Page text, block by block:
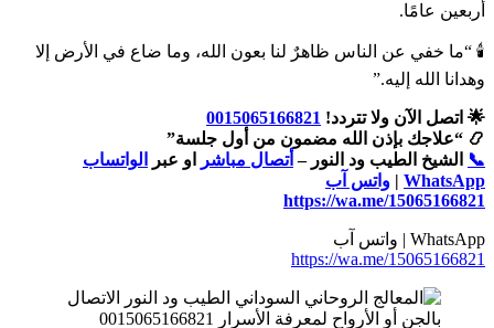
أربعين عامًا.
🕯️ “ما خفي عن الناس ظاهرٌ لنا بعون الله، وما ضاع في الأرض إلا
وهدانا الله إليه.”
🌟 اتصل الآن ولا تتردد! 0015065166821
📿 “علاجك بإذن الله مضمون من أول جلسة”
📞
الشيخ الطيب ود النور – أتصال مباشر او عبر
الواتساب
WhatsApp
| واتس آب
https://wa.me/15065166821
WhatsApp | واتس آب
https://wa.me/15065166821